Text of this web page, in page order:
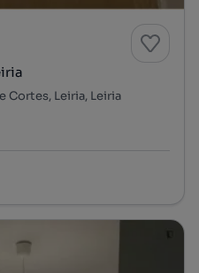
Cortes, Leiria, Leiria